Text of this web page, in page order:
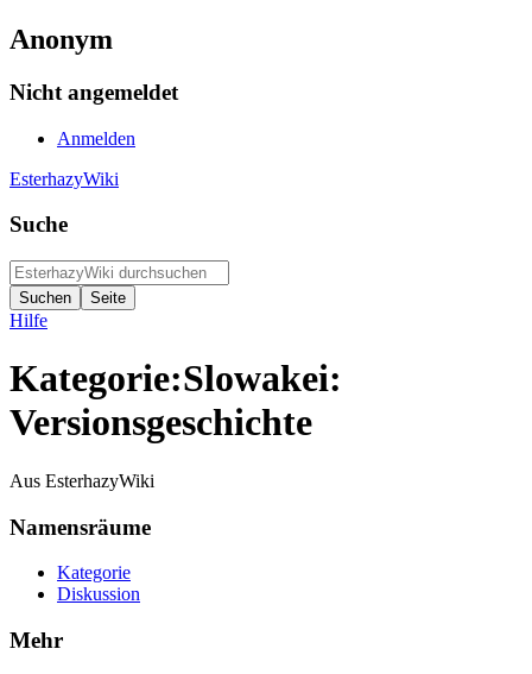
Anonym
Nicht angemeldet
Anmelden
EsterhazyWiki
Suche
Hilfe
Kategorie:Slowakei:
Versionsgeschichte
Aus EsterhazyWiki
Namensräume
Kategorie
Diskussion
Mehr